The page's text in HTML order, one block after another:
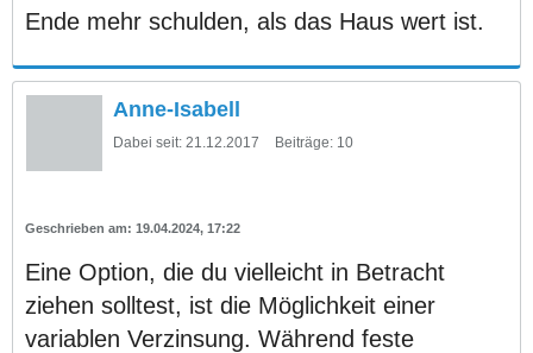
Ende mehr schulden, als das Haus wert ist.
Anne-Isabell
Dabei seit: 21.12.2017 Beiträge: 10
19.04.2024, 17:22
Eine Option, die du vielleicht in Betracht
ziehen solltest, ist die Möglichkeit einer
variablen Verzinsung. Während feste